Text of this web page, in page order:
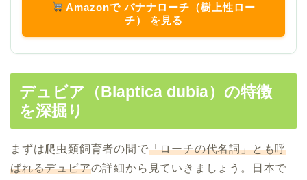
Amazonで バナナローチ（樹上性ロー
チ） を見る
デュビア（Blaptica dubia）の特徴
を深掘り
まずは爬虫類飼育者の間で「ローチの代名詞」とも呼
ばれるデュビアの詳細から見ていきましょう。日本で